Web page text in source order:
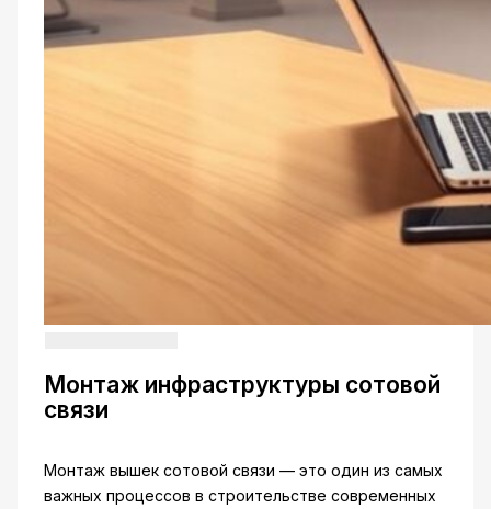
Монтаж инфраструктуры сотовой
связи
Монтаж вышек сотовой связи — это один из самых
важных процессов в строительстве современных